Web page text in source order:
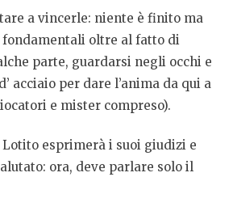
a vincerle: niente è finito ma
fondamentali oltre al fatto di
parte, guardarsi negli occhi e
acciaio per dare l’anima da qui a
e mister compreso).
esprimerà i suoi giudizi e
ora, deve parlare solo il